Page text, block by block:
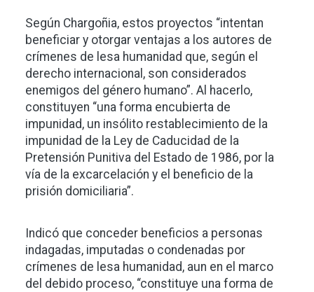
Según Chargoñia, estos proyectos “intentan
beneficiar y otorgar ventajas a los autores de
crímenes de lesa humanidad que, según el
derecho internacional, son considerados
enemigos del género humano”. Al hacerlo,
constituyen “una forma encubierta de
impunidad, un insólito restablecimiento de la
impunidad de la Ley de Caducidad de la
Pretensión Punitiva del Estado de 1986, por la
vía de la excarcelación y el beneficio de la
prisión domiciliaria”.
Indicó que conceder beneficios a personas
indagadas, imputadas o condenadas por
crímenes de lesa humanidad, aun en el marco
del debido proceso, “constituye una forma de